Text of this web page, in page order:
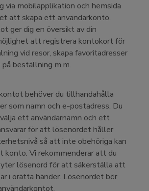
via mobilapplikation och hemsida
att skapa ett användarkonto.
ger dig en översikt av din
att registrera kontokort för
vid resor, skapa favoritadresser
beställning m.m.
behöver du tillhandahålla
som namn och e-postadress. Du
ett användarnamn och ett
för att lösenordet håller
så att inte obehöriga kan
konto. Vi rekommenderar att du
lösenord för att säkerställa att
i orätta händer. Lösenordet bör